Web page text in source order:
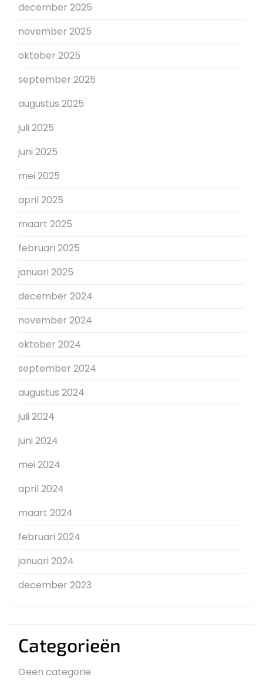
december 2025
november 2025
oktober 2025
september 2025
augustus 2025
juli 2025
juni 2025
mei 2025
april 2025
maart 2025
februari 2025
januari 2025
december 2024
november 2024
oktober 2024
september 2024
augustus 2024
juli 2024
juni 2024
mei 2024
april 2024
maart 2024
februari 2024
januari 2024
december 2023
Categorieën
Geen categorie